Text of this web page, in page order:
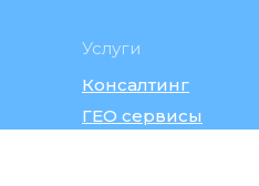
ГЕО сервисы
Консалтинг
Услуги